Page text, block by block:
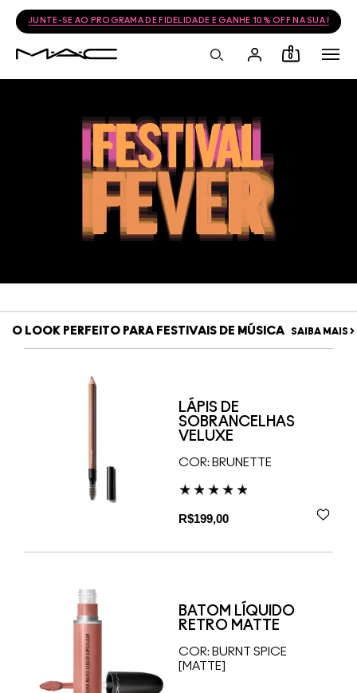
JUNTE-SE AO PROGRAMA DE FIDELIDADE E GANHE 10% OFF NA SUA
0
O LOOK PERFEITO PARA FESTIVAIS DE MÚSICA SAIBA MAIS >
LÁPIS DE
SOBRANCELHAS
VELUXE
COR: BRUNETTE
R$199,00
BATOM LÍQUIDO
RETRO MATTE
COR: BURNT SPICE
[MATTE]